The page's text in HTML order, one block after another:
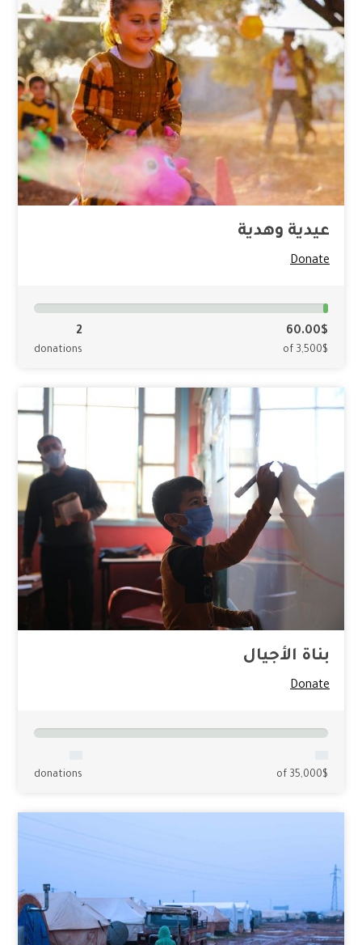
عيدية وهدية
Donate
60.00$
of 3,500$
2
donations
بناة الأجيال
Donate
of 35,000$
donations